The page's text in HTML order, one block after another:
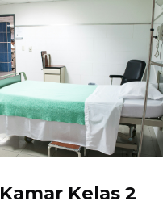
Kamar Kelas 2